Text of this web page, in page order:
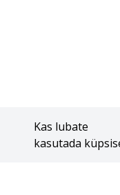
Kas lubate
kasutada